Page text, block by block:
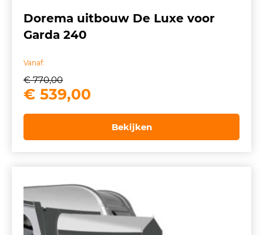
Dorema uitbouw De Luxe voor
Garda 240
Vanaf:
€770,00
Oorspronkelijke
€ 770,00.
€ 539,00
€ 539,00.
Bekijken